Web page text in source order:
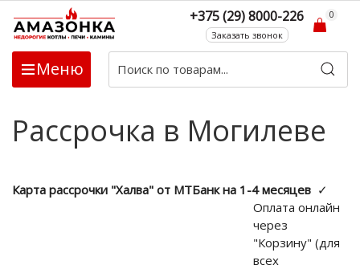
Меню
+375 (29) 8000-226
Заказать звонок
0
Рассрочка в Могилеве
Карта рассрочки "Халва" от МТБанк на 1-4 месяцев ✓
Оплата онлайн
через
"Корзину" (для
всех